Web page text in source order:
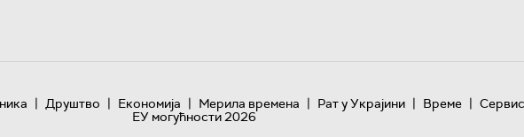
| Друштво | Економија | Мерила времена | Рат у Украјини | Време |
ЕУ могућности 2026